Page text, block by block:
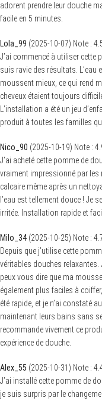
adorent prendre leur douche
facile en 5 minutes.
Lola_99 (2025-10-07) Note :
J’ai commencé à utiliser cette
suis ravie des résultats. L’eau
moussent mieux, ce qui rend
cheveux étaient toujours
L’installation a été un jeu
produit à toutes les familles
Nico_90 (2025-10-19) Note :
J’ai acheté cette pomme de
vraiment impressionné par
calcaire même après un
l’eau est tellement douce ! Je
irritée. Installation rapide et
Milo_34 (2025-10-25) Note :
Depuis que j’utilise cette
véritables douches
peux vous dire que ma
également plus faciles à
été rapide, et je n’ai constaté
maintenant leurs bains sans
recommande vivement ce
expérience de douche.
Alex_55 (2025-10-31) Note :
J’ai installé cette pomme de
je suis surpris par le